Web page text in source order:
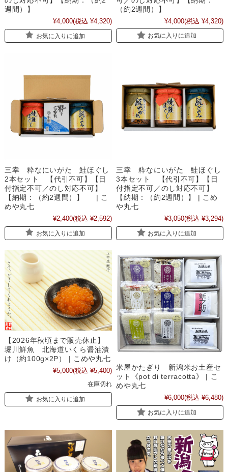
週間）】
¥4,000(税込 ¥4,320)
お気に入りに追加
（約2週間）】
¥4,000(税込 ¥4,320)
お気に入りに追加
三幸 粋なにいがた 鮭ほぐし
2本セット 【代引不可】【日
付指定不可／のし対応不可】
【納期：（約2週間）】 | こ
めや丸七
¥2,400(税込 ¥2,592)
お気に入りに追加
三幸 粋なにいがた 鮭ほぐし
3本セット 【代引不可】【日
付指定不可／のし対応不可】
【納期：（約2週間）】 | こめ
や丸七
¥3,050(税込 ¥3,294)
お気に入りに追加
【2026年秋頃まで販売休止】
堀川鮮魚 北海道いくら醤油漬
け（約100g×2P） | こめや丸七
¥5,000(税込 ¥5,400)
在庫切れ
お気に入りに追加
米屋かたぎり 新潟米お土産セ
ット《pot di terracotta》 | こ
めや丸七
¥6,000(税込 ¥6,480)
お気に入りに追加